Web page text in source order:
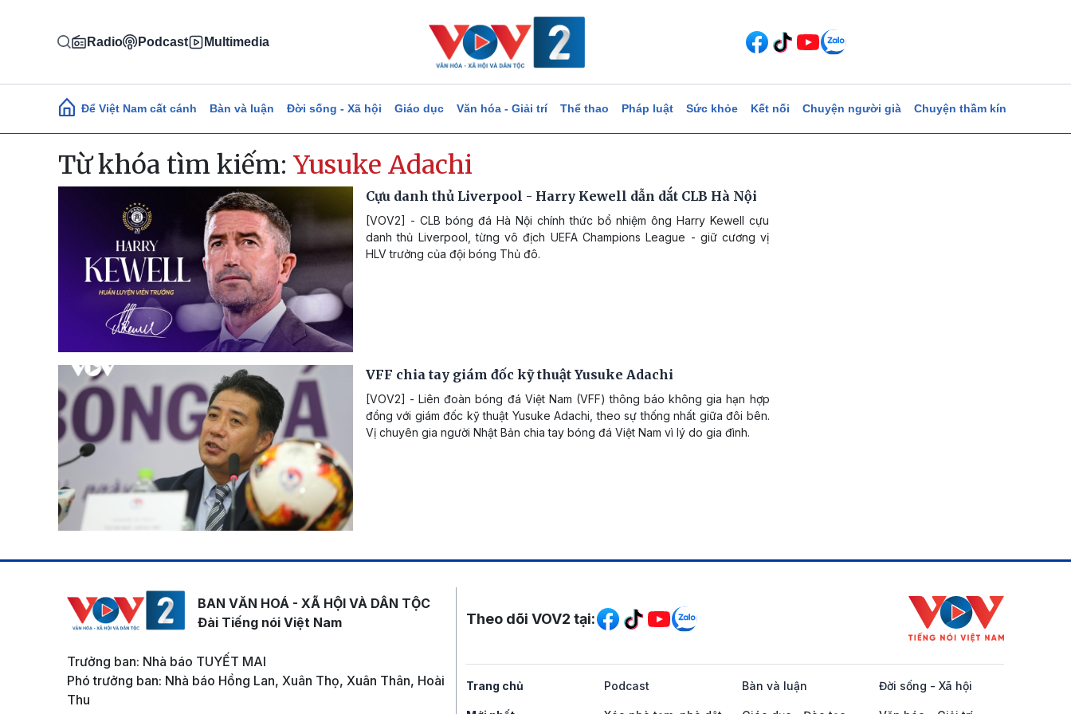
Radio Podcast Multimedia
Main navigation
Để Việt Nam cất cánh Bàn và luận Đời sống - Xã hội Giáo dục Văn hóa - Giải trí Thể thao Pháp luật Sức khỏe Kết nối Chuyện người già Chuyện thầm kín
Từ khóa tìm kiếm: Yusuke Adachi
Cựu danh thủ Liverpool - Harry Kewell dẫn dắt CLB Hà Nội
[VOV2] - CLB bóng đá Hà Nội chính thức bổ nhiệm ông Harry Kewell cựu
danh thủ Liverpool, từng vô địch UEFA Champions League - giữ cương vị
HLV trưởng của đội bóng Thủ đô.
VFF chia tay giám đốc kỹ thuật Yusuke Adachi
[VOV2] - Liên đoàn bóng đá Việt Nam (VFF) thông báo không gia hạn hợp
đồng với giám đốc kỹ thuật Yusuke Adachi, theo sự thống nhất giữa đôi bên.
Vị chuyên gia người Nhật Bản chia tay bóng đá Việt Nam vì lý do gia đình.
BAN VĂN HOÁ - XÃ HỘI VÀ DÂN TỘC
Đài Tiếng nói Việt Nam
Trưởng ban: Nhà báo TUYẾT MAI
Phó trưởng ban: Nhà báo Hồng Lan, Xuân Thọ, Xuân Thân, Hoài
Thu
Mạng xã hội
Theo dõi VOV2 tại:
Trang chủ Podcast Bàn và luận Đời sống - Xã hội